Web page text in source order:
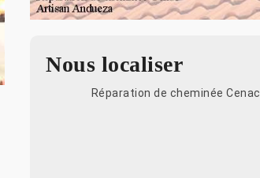
Nous localiser
Réparation de cheminée Cenac